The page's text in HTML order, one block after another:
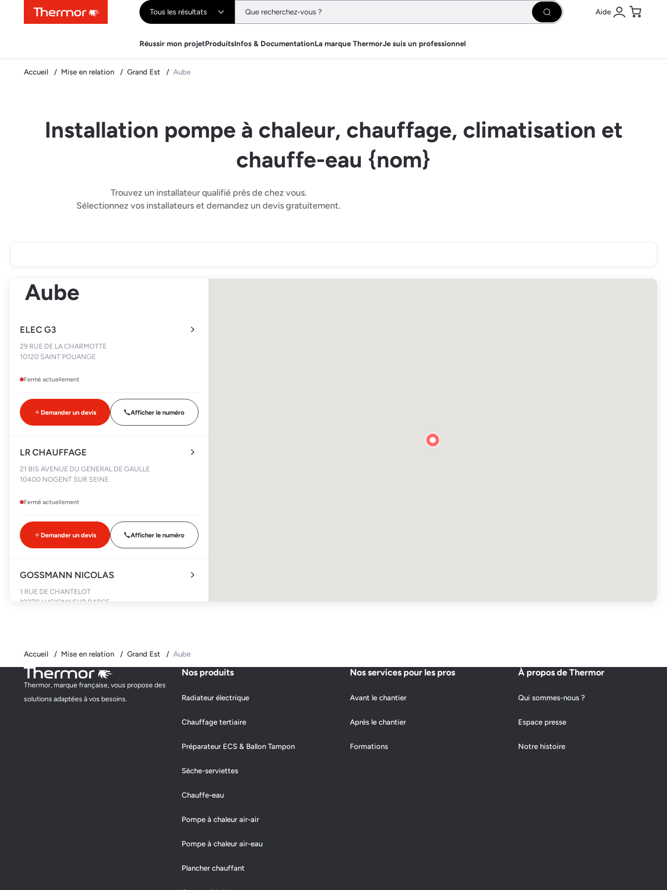
ContenuMenuRecherche Tous les résultats Rechercher Aide
Se connecter
Panier
Réussir mon projetProduitsInfos & DocumentationLa marque ThermorJe suis un professionnel
Accueil Mise en relation Grand Est Aube
Installation pompe à chaleur, chauffage, climatisation et
chauffe-eau {nom}
Trouvez un installateur qualifié près de chez vous.
Sélectionnez vos installateurs et demandez un devis gratuitement.
Aube
ELEC G3
29 RUE DE LA CHARMOTTE
10120 SAINT POUANGE
Fermé actuellement
Demander un devis Afficher le numéro
LR CHAUFFAGE
21 BIS AVENUE DU GENERAL DE GAULLE
10400 NOGENT SUR SEINE
Fermé actuellement
Demander un devis Afficher le numéro
GOSSMANN NICOLAS
1 RUE DE CHANTELOT
10270 LUSIGNY SUR BARSE
Demander un devis Afficher le numéro
FARDET
Accueil Mise en relation Grand Est Aube
Thermor, marque française, vous propose des
solutions adaptées à vos besoins.
Nos produits
Radiateur électrique
Chauffage tertiaire
Préparateur ECS & Ballon Tampon
Sèche-serviettes
Chauffe-eau
Pompe à chaleur air-air
Pompe à chaleur air-eau
Plancher chauffant
Nos services pour les pros
Avant le chantier
Après le chantier
Formations
À propos de Thermor
Qui sommes-nous ?
Espace presse
Notre histoire